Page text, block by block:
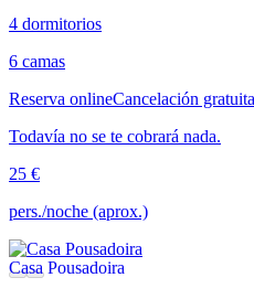
4 dormitorios
6 camas
Reserva onlineCancelación gratuita
Todavía no se te cobrará nada.
25 €
pers./noche (aprox.)